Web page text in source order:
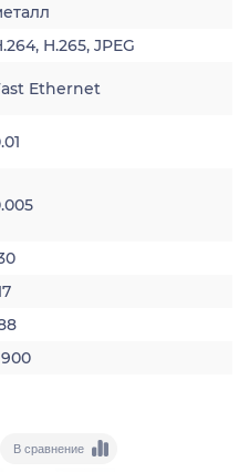
H.265, JPEG
Ethernet
900
В сравнение